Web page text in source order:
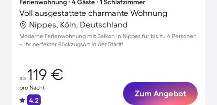
Ferienwohnung ∙ 4 Gäste ∙ 1 Schlafzimmer
Voll ausgestattete charmante Wohnung
Nippes, Köln, Deutschland
Moderne Ferienwohnung mit Balkon in Nippes für bis zu 4 Personen
– Ihr perfekter Rückzugsort in der Stadt!
ab 119 €
pro Nacht
4.2
Zum Angebot